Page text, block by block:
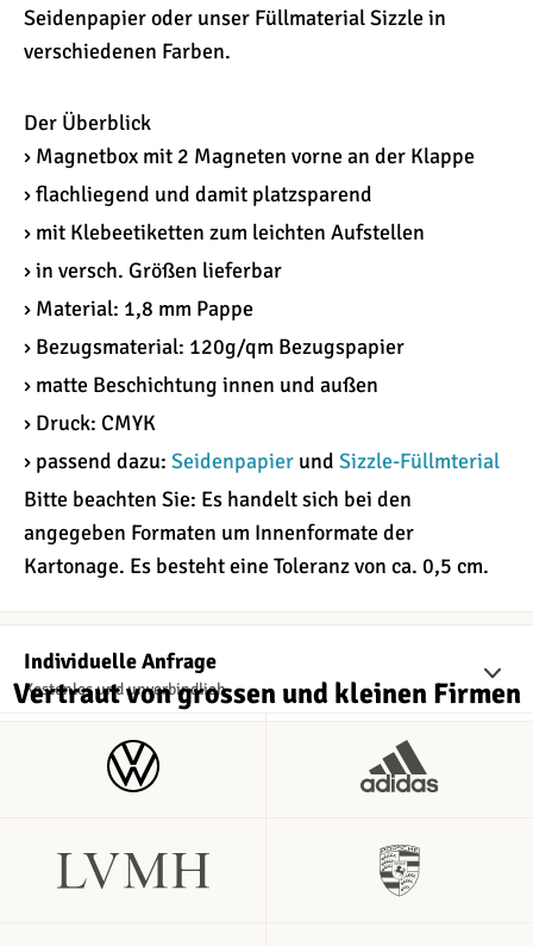
Seidenpapier oder unser Füllmaterial Sizzle in
verschiedenen Farben.
Der Überblick
› Magnetbox mit 2 Magneten vorne an der Klappe
› flachliegend und damit platzsparend
› mit Klebeetiketten zum leichten Aufstellen
› in versch. Größen lieferbar
› Material: 1,8 mm Pappe
› Bezugsmaterial: 120g/qm Bezugspapier
› matte Beschichtung innen und außen
› Druck: CMYK
› passend dazu: Seidenpapier und Sizzle-Füllmterial
Bitte beachten Sie: Es handelt sich bei den
angegeben Formaten um Innenformate der
Kartonage. Es besteht eine Toleranz von ca. 0,5 cm.
Individuelle Anfrage
Kostenlos und unverbindlich
Vertraut von grossen und kleinen Firmen